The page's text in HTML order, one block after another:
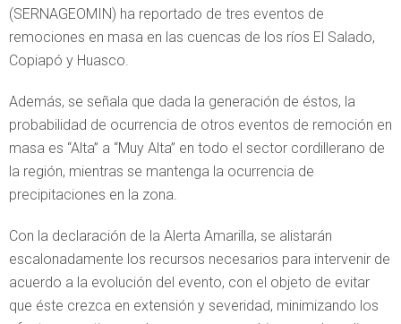
(SERNAGEOMIN) ha reportado de tres eventos de
remociones en masa en las cuencas de los ríos El Salado,
Copiapó y Huasco.
Además, se señala que dada la generación de éstos, la
probabilidad de ocurrencia de otros eventos de remoción en
masa es “Alta” a “Muy Alta” en todo el sector cordillerano de
la región, mientras se mantenga la ocurrencia de
precipitaciones en la zona.
Con la declaración de la Alerta Amarilla, se alistarán
escalonadamente los recursos necesarios para intervenir de
acuerdo a la evolución del evento, con el objeto de evitar
que éste crezca en extensión y severidad, minimizando los